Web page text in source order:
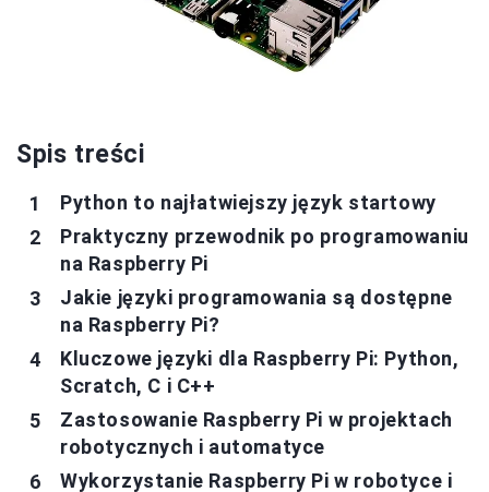
Spis treści
Python to najłatwiejszy język startowy
Praktyczny przewodnik po programowaniu
na Raspberry Pi
Jakie języki programowania są dostępne
na Raspberry Pi?
Kluczowe języki dla Raspberry Pi: Python,
Scratch, C i C++
Zastosowanie Raspberry Pi w projektach
robotycznych i automatyce
Wykorzystanie Raspberry Pi w robotyce i